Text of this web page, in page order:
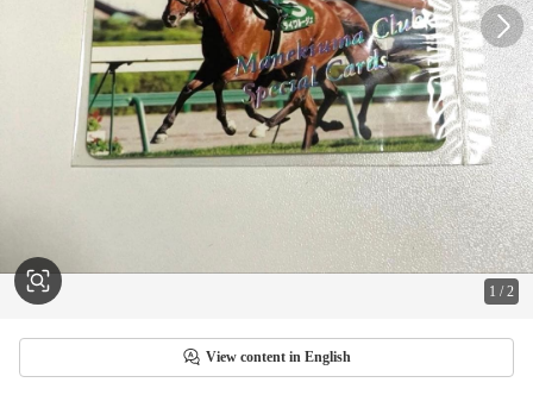
1 /2
View content in English